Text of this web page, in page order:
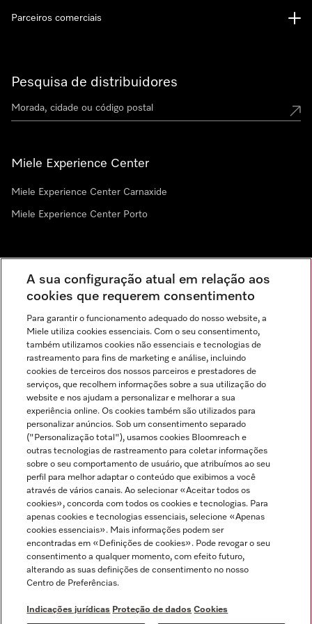
Pesquisa de distribuidores
Miele Experience Center
Miele Experience Center Carnaxide
Miele Experience Center Porto
Parceiros comerciais
Indicações jurídicas
Condições gerais
Proteção de dados
Condições de utilização
Canal de Ética
Formulário de livre resolução
Miele no Instagram
Miele no Facebook
Miele no Youtube
A sua configuração atual em relação aos
cookies que requerem consentimento
Para garantir o funcionamento adequado do nosso website, a
Miele utiliza cookies essenciais. Com o seu consentimento,
também utilizamos cookies não essenciais e tecnologias de
rastreamento para fins de marketing e análise, incluindo
cookies de terceiros dos nossos parceiros e prestadores de
serviços, que recolhem informações sobre a sua utilização do
website e nos ajudam a personalizar e melhorar a sua
experiência online. Os cookies também são utilizados para
personalizar anúncios. Sob um consentimento separado
("Personalização total"), usamos cookies Bloomreach e
outras tecnologias de rastreamento para coletar informações
sobre o seu comportamento de usuário, que atribuímos ao seu
perfil para melhor adaptar o conteúdo que exibimos a você
através de vários canais. Ao selecionar «Aceitar todos os
cookies», concorda com todos os cookies e tecnologias. Para
apenas cookies e tecnologias essenciais, selecione «Apenas
cookies essenciais». Mais informações podem ser
encontradas em «Definições de cookies». Pode revogar o seu
consentimento a qualquer momento, com efeito futuro,
alterando as suas definições de consentimento no nosso
Centro de Preferências.
Indicações jurídicas Proteção de dados Cookies